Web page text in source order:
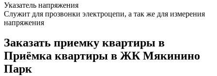
Указатель напряжения
Служит для прозвонки электроцепи, а так же для измерения
напряжения
Заказать приемку квартиры в
Приёмка квартиры в ЖК Мякинино
Парк